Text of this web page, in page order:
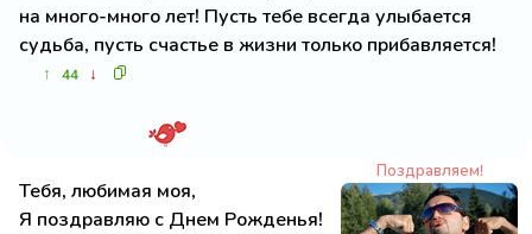
на много-много лет! Пусть тебе всегда улыбается
судьба, пусть счастье в жизни только прибавляется!
↑ 44 ↓
Поздравляем!
Тебя, любимая моя,
Я поздравляю с Днем Рожденья!